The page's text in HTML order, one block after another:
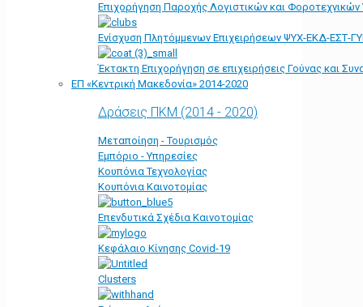
Επιχορήγηση Παροχής Λογιστικών και
Ενίσχυση Πλητόμμενων Επιχειρήσεων ΨΥΧ-ΕΚΔ-ΕΣΤ-
Έκτακτη Επιχορήγηση σε επιχειρήσεις Γούνας και
ΕΠ «Kεντρική Μακεδονία» 2014-2020
Δράσεις ΠΚΜ (2014 - 2020)
Μεταποίηση - Τουρισμός
Εμπόριο - Υπηρεσίες
Κουπόνια Τεχνολογίας
Κουπόνια Καινοτομίας
Επενδυτικά Σχέδια Καινοτομίας
Κεφάλαιο Κίνησης Covid-19
Clusters